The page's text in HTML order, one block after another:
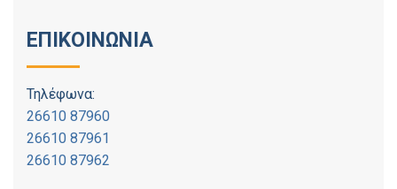
ΕΠΙΚΟΙΝΩΝΙΑ
Τηλέφωνα:
26610 87960
26610 87961
26610 87962